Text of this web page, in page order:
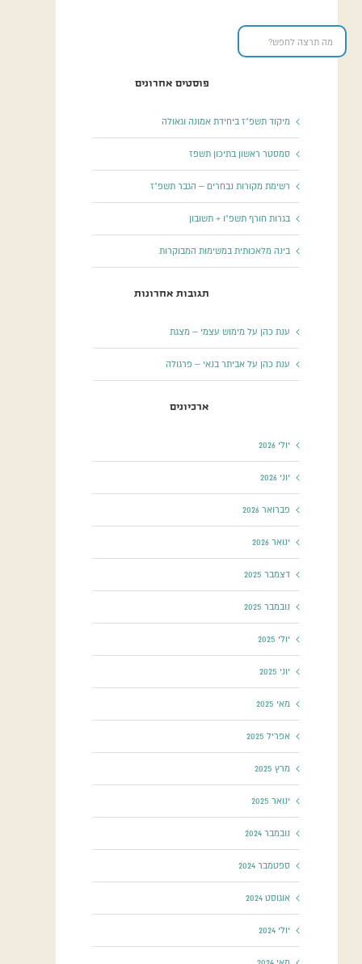
פוסטים אחרונים
מיקוד תשפ”ז ביחידת אמונה וגאולה
סמסטר ראשון בתיכון תשפז
רשימת מקורות נבחרים – הגבר תשפ”ז
בגרות חורף תשפ”ו + תשובון
בינה מלאכותית במשימות המבוקרות
תגובות אחרונות
ענת כהן על מימוש עצמי – מצגת
ענת כהן על אביתר בנאי – פרגולה
ארכיונים
יולי 2026
יוני 2026
פברואר 2026
ינואר 2026
דצמבר 2025
נובמבר 2025
יולי 2025
יוני 2025
מאי 2025
אפריל 2025
מרץ 2025
ינואר 2025
נובמבר 2024
ספטמבר 2024
אוגוסט 2024
יולי 2024